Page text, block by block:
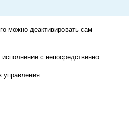
можно деактивировать сам
с непосредственно
управления.